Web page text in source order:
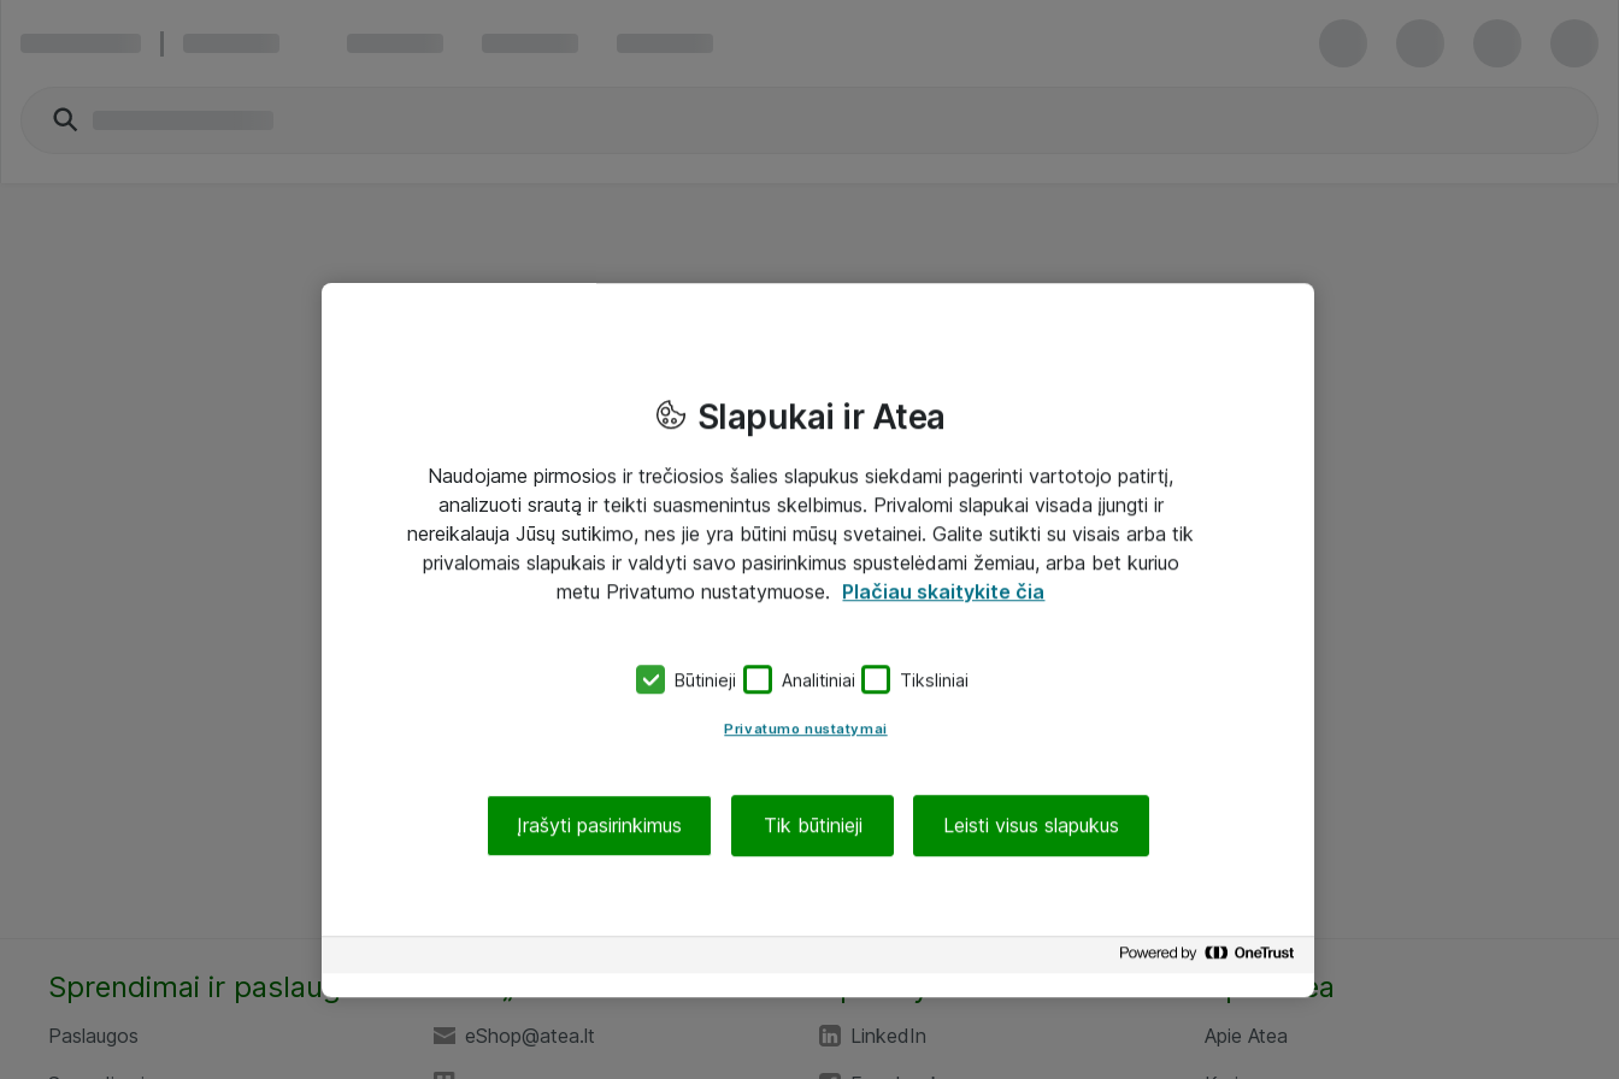
Sprendimai ir paslaugos
Paslaugos
eShop@atea.lt
LinkedIn
Apie Atea
Apie Atea
Slapukai ir Atea
Naudojame pirmosios ir trečiosios šalies slapukus siekdami pagerinti vartotojo patirtį,
analizuoti srautą ir teikti suasmenintus skelbimus. Privalomi slapukai visada įjungti ir
nereikalauja Jūsų sutikimo, nes jie yra būtini mūsų svetainei. Galite sutikti su visais arba tik
privalomais slapukais ir valdyti savo pasirinkimus spustelėdami žemiau, arba bet kuriuo
metu Privatumo nustatymuose. Plačiau skaitykite čia
Būtinieji Analitiniai Tiksliniai
Privatumo nustatymai
Įrašyti pasirinkimus Tik būtinieji Leisti visus slapukus